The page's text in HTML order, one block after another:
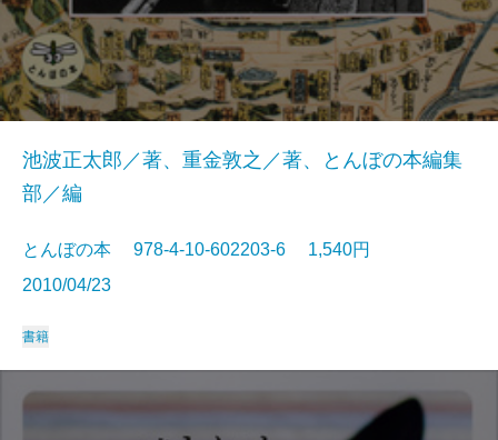
池波正太郎／著、重金敦之／著、とんぼの本編集
部／編
とんぼの本 978-4-10-602203-6 1,540円
2010/04/23
書籍